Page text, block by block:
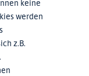
keine
werden
z.B.